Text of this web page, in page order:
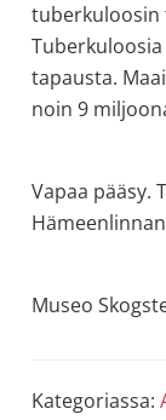
tuberkuloosin
tapausta.
noin 9
Vapaa pääsy.
Museo
Kategoriassa: